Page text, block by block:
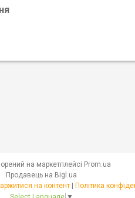
на маркетплейсі Prom.ua
Продавець на Bigl.ua
на контент
Політика